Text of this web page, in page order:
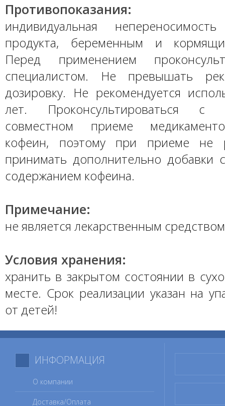
Противопоказания:
индивидуальная
продукта, беременным и
Перед применением
специалистом. Не превышать
дозировку. Не рекомендуется
лет. Проконсультироваться
совместном приеме
кофеин, поэтому при приеме не
принимать дополнительно
содержанием кофеина.
Примечание:
не является лекарственным
Условия хранения:
хранить в закрытом состоянии в
месте. Срок реализации указан на
от детей!
ИНФОРМАЦИЯ
О компании
Доставка/Оплата